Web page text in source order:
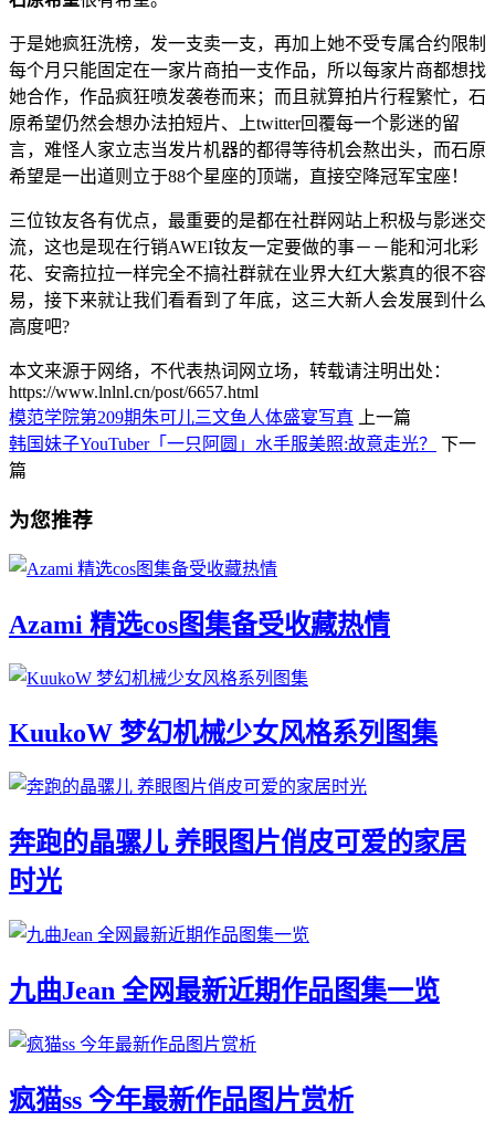
于是她疯狂洗榜，发一支卖一支，再加上她不受专属合约限制
每个月只能固定在一家片商拍一支作品，所以每家片商都想找
她合作，作品疯狂喷发袭卷而来；而且就算拍片行程繁忙，石
原希望仍然会想办法拍短片、上twitter回覆每一个影迷的留
言，难怪人家立志当发片机器的都得等待机会熬出头，而石原
希望是一出道则立于88个星座的顶端，直接空降冠军宝座！
三位钕友各有优点，最重要的是都在社群网站上积极与影迷交
流，这也是现在行销AWEI钕友一定要做的事－－能和河北彩
花、安斋拉拉一样完全不搞社群就在业界大红大紫真的很不容
易，接下来就让我们看看到了年底，这三大新人会发展到什么
高度吧?
本文来源于网络，不代表热词网立场，转载请注明出处：
https://www.lnlnl.cn/post/6657.html
模范学院第209期朱可儿三文鱼人体盛宴写真
上一篇
韩国妹子YouTuber「一只阿圆」水手服美照:故意走光？
下一
篇
为您推荐
Azami 精选cos图集备受收藏热情
KuukoW 梦幻机械少女风格系列图集
奔跑的晶骡儿 养眼图片俏皮可爱的家居
时光
九曲Jean 全网最新近期作品图集一览
疯猫ss 今年最新作品图片赏析